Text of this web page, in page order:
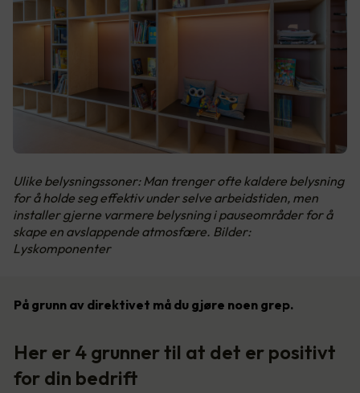
Ulike belysningssoner: Man trenger ofte kaldere belysning
for å holde seg effektiv under selve arbeidstiden, men
installer gjerne varmere belysning i pauseområder for å
skape en avslappende atmosfære. Bilder:
Lyskomponenter
På grunn av direktivet må du gjøre noen grep.
Her er 4 grunner til at det er positivt
for din bedrift